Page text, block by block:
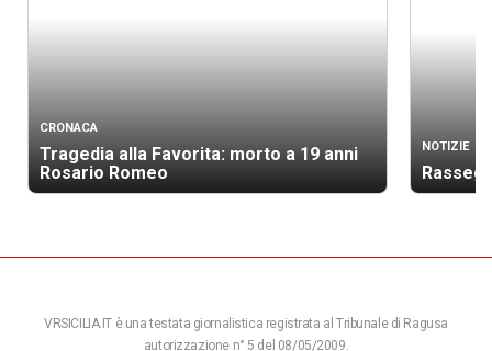
CRONACA
Tragedia alla Favorita: morto a 19 anni
Rosario Romeo
NOTIZIE
VRSICILIA.IT è una testata giornalistica registrata al Tribunale di Ragusa
autorizzazione n° 5 del 08/05/2009.